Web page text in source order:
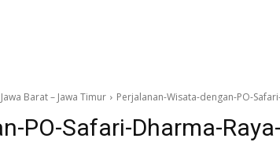
Barat – Jawa Timur Perjalanan-Wisata-dengan-PO-
PO-Safari-Dharma-Raya-